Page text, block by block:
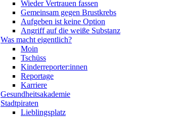
Wieder Vertrauen fassen
Gemeinsam gegen Brustkrebs
Aufgeben ist keine Option
Angriff auf die weiße Substanz
Was macht eigentlich?
Moin
Tschüss
Kinderreporter:innen
Reportage
Karriere
Gesundheitsakademie
Stadtpiraten
Lieblingsplatz